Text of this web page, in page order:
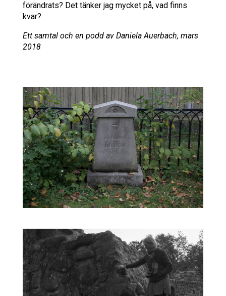
förändrats? Det tänker jag mycket på, vad finns
kvar?
Ett samtal och en podd av Daniela Auerbach, mars
2018